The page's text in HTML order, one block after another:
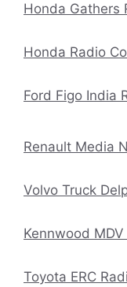
Honda Gathers
Honda Radio
Ford Figo India
Renault Media
Volvo Truck
Kennwood
Toyota ERC